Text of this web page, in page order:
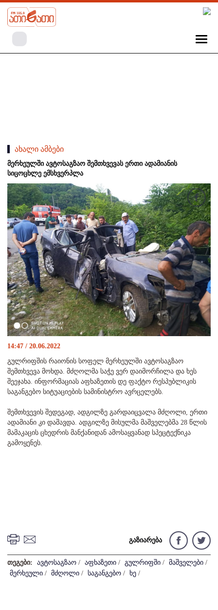
ახალი ამბები
მერხეულში ავტოსაგზაო შემთხვევას ერთი ადამიანის
სიცოცხლე ემსხვერპლა
14:47 / 20.06.2022
გულრიფშის რაიონის სოფელ მერხეულში ავტოსაგზაო
შემთხვევა მოხდა. მძღოლმა საჭე ვერ დაიმორჩილა და ხეს
შეეჯახა. ინფორმაციას აფხაზეთის დე ფაქტო რესპუბლიკის
საგანგებო სიტუაციების სამინისტრო ავრცელებს.
შემთხვევის შედეგად, ადგილზე გარდაიცვალა მძღოლი, ერთი
ადამიანი კი დაშავდა. ადგილზე მისულმა მაშველებმა 28 წლის
მამაკაცის ცხედრის მანქანიდან ამოსაყვანად სპეცტექნიკა
გამოყენეს.
გაზიარება
თეგები: ავტოსაგზაო / აფხაზეთი / გულრიფში / მაშველები /
მერხეული / მძღოლი / საგანგებო / ხე /